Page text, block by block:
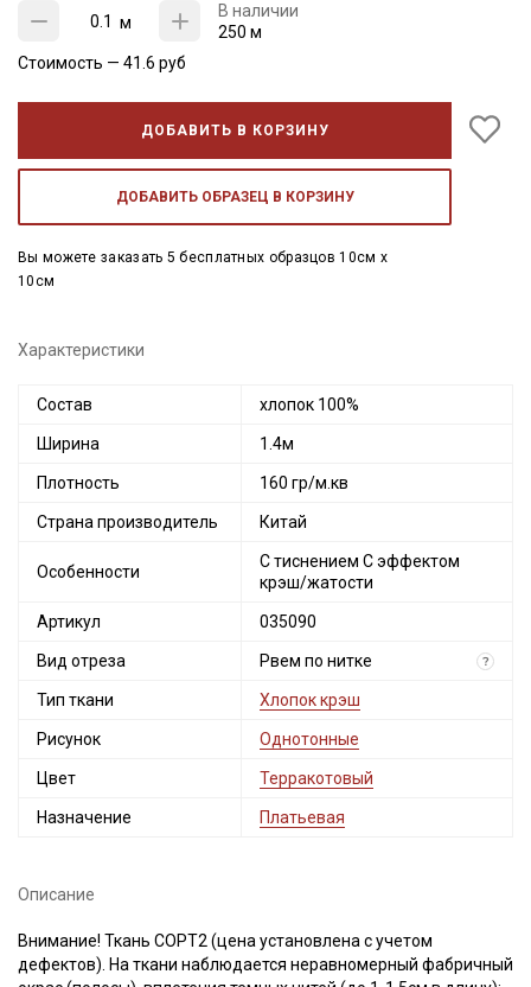
м
В наличии
250 м
Стоимость — 41.6 руб
ДОБАВИТЬ В КОРЗИНУ
ДОБАВИТЬ ОБРАЗЕЦ В КОРЗИНУ
Вы можете заказать 5 бесплатных образцов 10см x
10см
Характеристики
Состав хлопок 100%
Ширина 1.4м
Плотность 160 гр/м.кв
Страна производитель Китай
Особенности
С тиснением С эффектом
крэш/жатости
Артикул 035090
Вид отреза Рвем по нитке ?
Тип ткани Хлопок крэш
Рисунок Однотонные
Цвет Терракотовый
Назначение Платьевая
Описание
Внимание! Ткань СОРТ2 (цена установлена с учетом
дефектов). На ткани наблюдается неравномерный фабричный